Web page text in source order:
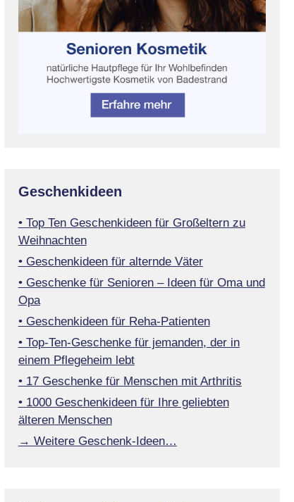
Geschenkideen
• Top Ten Geschenkideen für Großeltern zu
Weihnachten
• Geschenkideen für alternde Väter
• Geschenke für Senioren – Ideen für Oma und
Opa
• Geschenkideen für Reha-Patienten
• Top-Ten-Geschenke für jemanden, der in
einem Pflegeheim lebt
• 17 Geschenke für Menschen mit Arthritis
• 1000 Geschenkideen für Ihre geliebten
älteren Menschen
→ Weitere Geschenk-Ideen…